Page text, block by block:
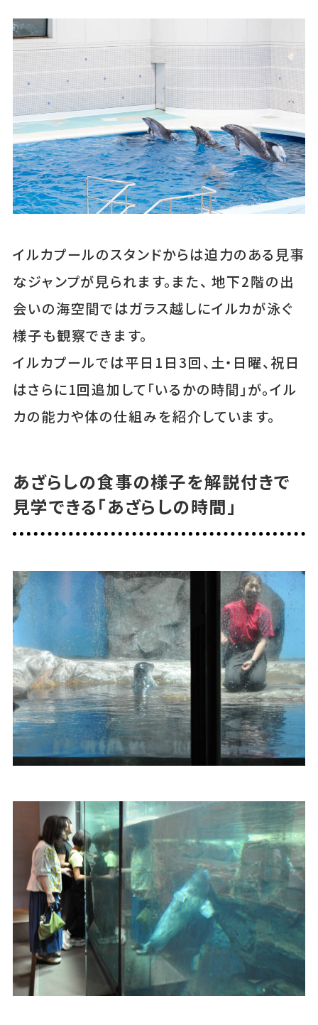
イルカプールのスタンドからは迫力のある見事
なジャンプが見られます。また、 地下2階の出
会いの海空間ではガラス越しにイルカが泳ぐ
様子も観察できます。
イルカプールでは平日1日3回、土・日曜、祝日
はさらに1回追加して「いるかの時間」が。イル
カの能力や体の仕組みを紹介しています。
あざらしの食事の様子を解説付きで
見学できる「あざらしの時間」